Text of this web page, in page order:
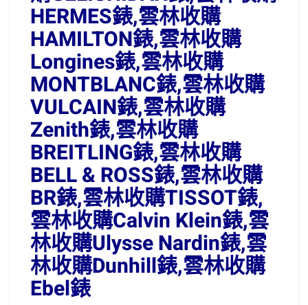
HERMES錶,雲林收購
HAMILTON錶,雲林收購
Longines錶,雲林收購
MONTBLANC錶,雲林收購
VULCAIN錶,雲林收購
Zenith錶,雲林收購
BREITLING錶,雲林收購
BELL & ROSS錶,雲林收購
BR錶,雲林收購TISSOT錶,
雲林收購Calvin Klein錶,雲
林收購Ulysse Nardin錶,雲
林收購Dunhill錶,雲林收購
Ebel錶